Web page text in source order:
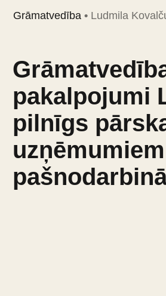
Grāmatvedība • Ludmila
pakalpojumi
pilnīgs